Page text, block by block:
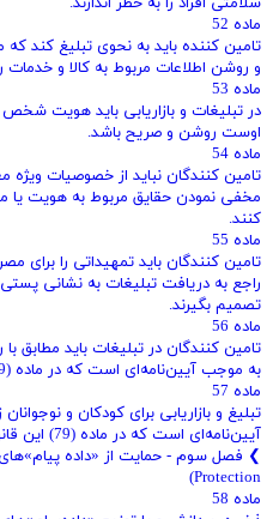
ماده 52
تامین کننده باید به نحوی تبلیغ کند
و روشن اطلاعات مربوط به کالا و خدمات
ماده 53
در تبلیغات و بازاریابی باید هویت
اوست روشن و صریح باشد.
ماده 54
تامین کنندگان نباید از خصوصیات
مخفی نمودن حقایق مربوط به هویت
کنند.
ماده 55
تامین کنندگان باید تمهیداتی را برای
راجع به دریافت تبلیغات به نشانی
تصمیم بگیرند.
ماده 56
تامین کنندگان در تبلیغات باید مطابق
به موجب آیین‌نامه‌ای است که در ماده (79) این قانون خواهد آمد.
ماده 57
تبلیغ و بازاریابی برای کودکان و
آیین‌نامه‌ای است که در ماده (79) این قانون خواهد آمد.
Protection)
ماده 58